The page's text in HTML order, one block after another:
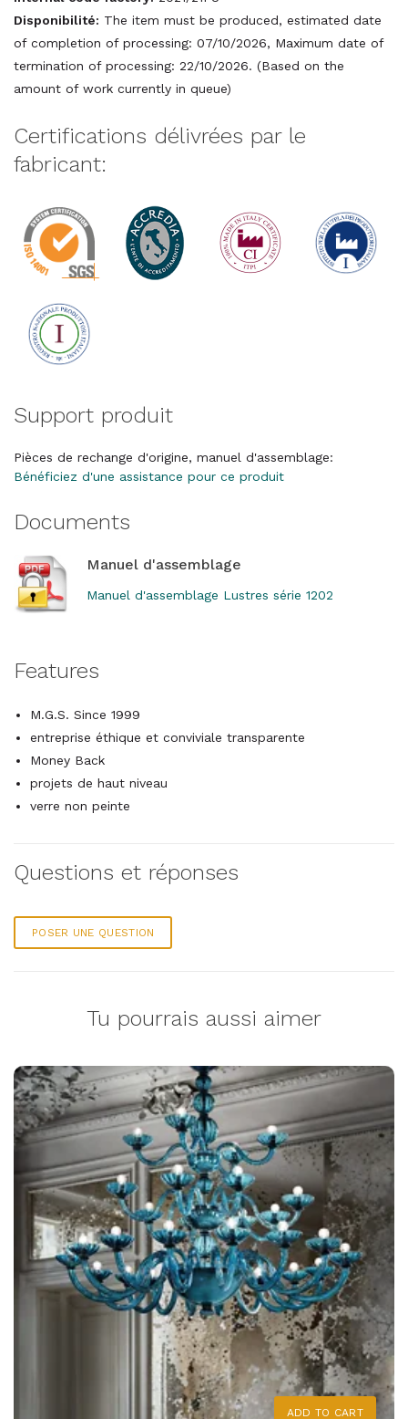
Disponibilité: The item must be produced, estimated date
of completion of processing: 07/10/2026, Maximum date of
termination of processing: 22/10/2026. (Based on the
amount of work currently in queue)
Certifications délivrées par le
fabricant:
Support produit
Pièces de rechange d'origine, manuel d'assemblage:
Bénéficiez d'une assistance pour ce produit
Documents
Manuel d'assemblage
Manuel d'assemblage Lustres série 1202
Features
M.G.S. Since 1999
entreprise éthique et conviviale transparente
Money Back
projets de haut niveau
verre non peinte
Questions et réponses
POSER UNE QUESTION
Tu pourrais aussi aimer
ADD TO CART